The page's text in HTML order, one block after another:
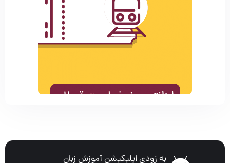
به زودی اپلیکیشن آموزش زبان